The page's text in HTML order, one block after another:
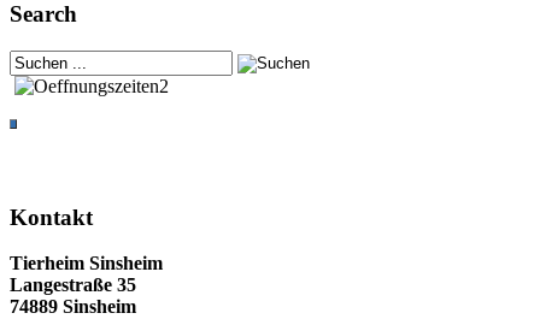
Search
Kontakt
Tierheim Sinsheim
Langestraße 35
74889 Sinsheim